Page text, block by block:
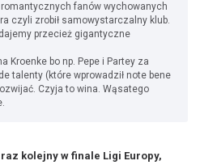
fanów wychowanych
czyli zrobił samowystarczalny klub.
przecież gigantyczne
Kroenke bo np. Pepe i Partey za
talenty (które wprowadził note bene
Czyja to wina. Wąsatego
kolejny w finale Ligi Europy,